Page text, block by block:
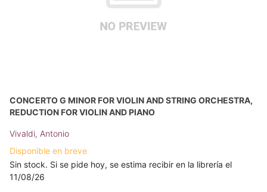
CONCERTO G MINOR FOR VIOLIN AND STRING ORCHESTRA,
REDUCTION FOR VIOLIN AND PIANO
Vivaldi, Antonio
Disponible en breve
Sin stock. Si se pide hoy, se estima recibir en la librería el
11/08/26